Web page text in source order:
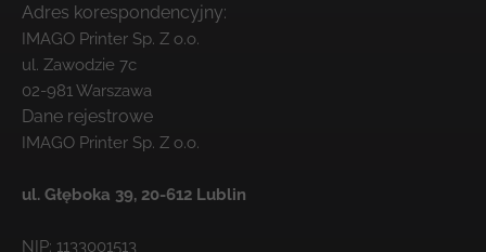
Adres korespondencyjny:
IMAGO Printer Sp. Z o.o.
ul. Zawodzie 7c
02-981 Warszawa
Dane rejestrowe
IMAGO Printer Sp. Z o.o.
ul. Głęboka 39, 20-612 Lublin
NIP: 1133001513